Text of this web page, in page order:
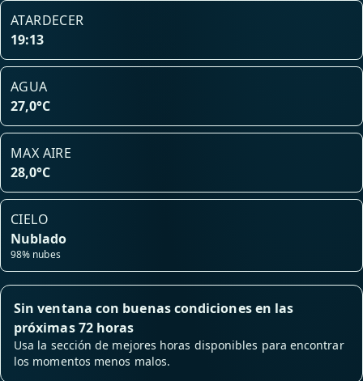
ATARDECER
19:13
AGUA
27,0°C
MAX AIRE
28,0°C
CIELO
Nublado
98% nubes
Sin ventana con buenas condiciones en las
próximas 72 horas
Usa la sección de mejores horas disponibles para encontrar
los momentos menos malos.